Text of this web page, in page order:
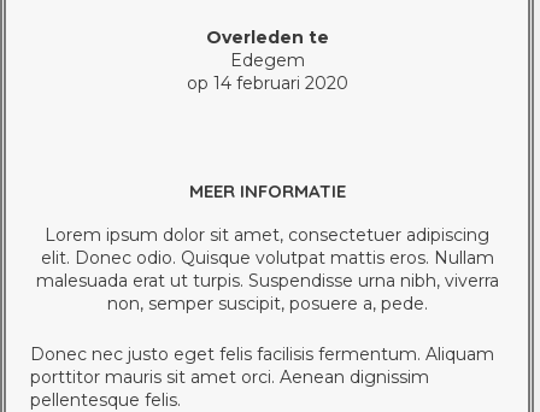
Overleden te
Edegem
op 14 februari 2020
MEER INFORMATIE
Lorem ipsum dolor sit amet, consectetuer adipiscing
elit. Donec odio. Quisque volutpat mattis eros. Nullam
malesuada erat ut turpis. Suspendisse urna nibh, viverra
non, semper suscipit, posuere a, pede.
Donec nec justo eget felis facilisis fermentum. Aliquam
porttitor mauris sit amet orci. Aenean dignissim
pellentesque felis.